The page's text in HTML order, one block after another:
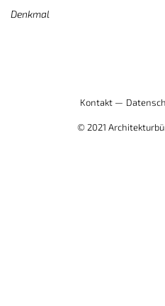
Denkmal
Kontakt —
© 2021